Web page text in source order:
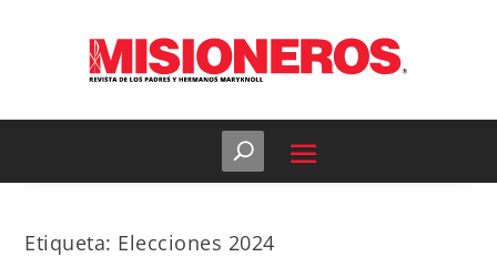
Etiqueta: Elecciones 2024